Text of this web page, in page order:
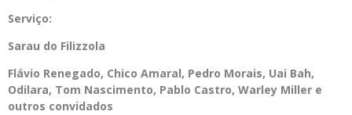
Serviço:
Sarau do Filizzola
Flávio Renegado, Chico Amaral, Pedro Morais, Uai Bah,
Odilara, Tom Nascimento, Pablo Castro, Warley Miller e
outros convidados